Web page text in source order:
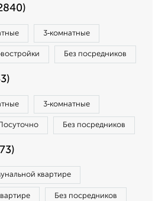
3‑комнатные
Без посредников
3‑комнатные
Без посредников
квартире
Без посредников